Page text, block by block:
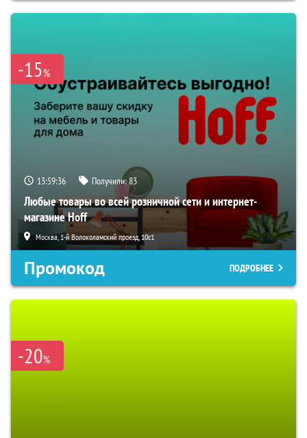
-15%
13:59:35 Получили:83
Любые товары во всей розничной сети и интернет-
магазине Hoff
Москва, 1-й Волоколамский проезд, 10с1
Промокод ПОДРОБНЕЕ
-20%